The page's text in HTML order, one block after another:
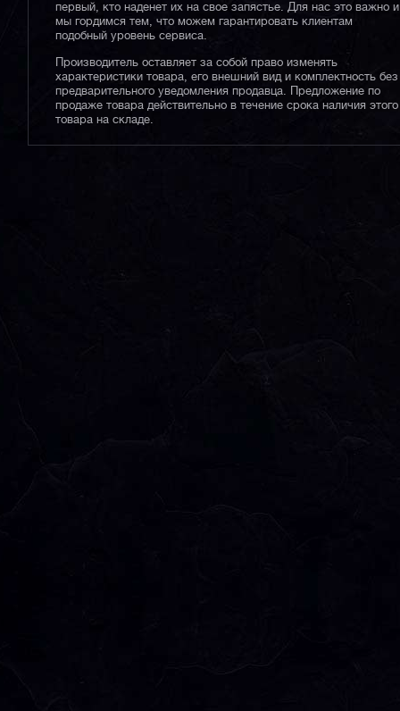
первый, кто наденет их на свое запястье. Для нас это важно и
мы гордимся тем, что можем гарантировать клиентам
подобный уровень сервиса.
Производитель оставляет за собой право изменять
характеристики товара, его внешний вид и комплектность без
предварительного уведомления продавца. Предложение по
продаже товара действительно в течение срока наличия этого
товара на складе.